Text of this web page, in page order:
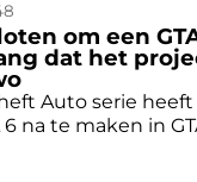
om een
dat het
Auto serie
na te maken in